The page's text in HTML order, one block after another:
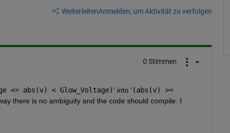
WeiterleitenAnmelden, um Aktivität zu verfolgen
0 Stimmen
<= abs(v) < Glow_Voltage)' into ' (abs(v) >=
there is no ambiguity and the code should compile. I